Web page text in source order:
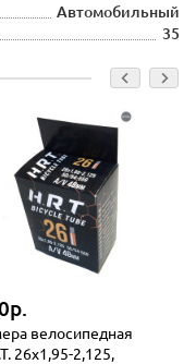
Автомобильный
35
велосипедная
26x1,95-2,125,